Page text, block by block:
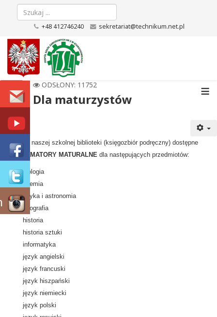
+48 412746240 sekretariat@technikum.net.pl
≡
ODSŁONY: 11752
Dla maturzystów
W czytelni naszej szkolnej biblioteki (księgozbiór podręczny) dostępne
są:INFORMATORY MATURALNE dla następujących przedmiotów:
biologia
chemia
fizyka i astronomia
geografia
historia
historia sztuki
informatyka
język angielski
język francuski
język hiszpański
język niemiecki
język polski